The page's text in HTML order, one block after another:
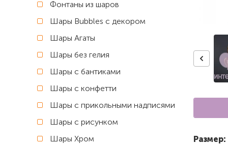
Фонтаны из шаров
Шары Bubbles с декором
Шары Агаты
Шары без гелия
Шары с бантиками
Шары с конфетти
Шары с прикольными надписями
Шары с рисунком
Шары Хром
Размер: